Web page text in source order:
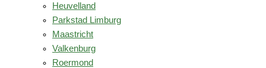
Heuvelland
Parkstad Limburg
Maastricht
Valkenburg
Roermond